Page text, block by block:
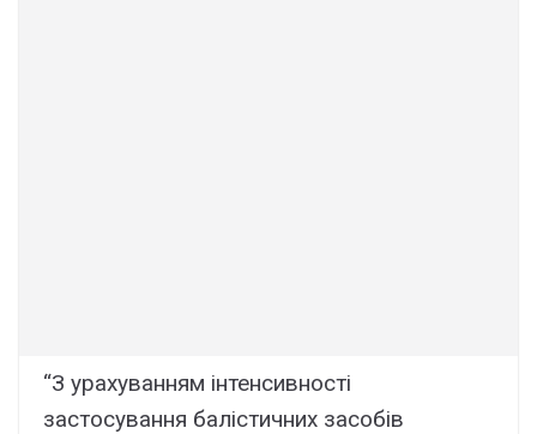
“З урахуванням інтенсивності
застосування балістичних засобів